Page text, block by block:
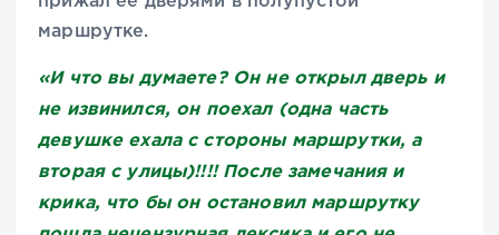
маршрутке.
«И что вы думаете? Он не открыл дверь и
не извинился, он поехал (одна часть
девушке ехала с стороны маршрутки, а
вторая с улицы)!!!! После замечания и
крика, что бы он остановил маршрутку